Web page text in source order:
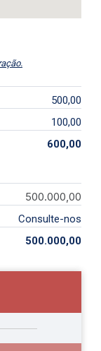
500,00
100,00
600,00
500.000,00
Consulte-nos
500.000,00
para
você?